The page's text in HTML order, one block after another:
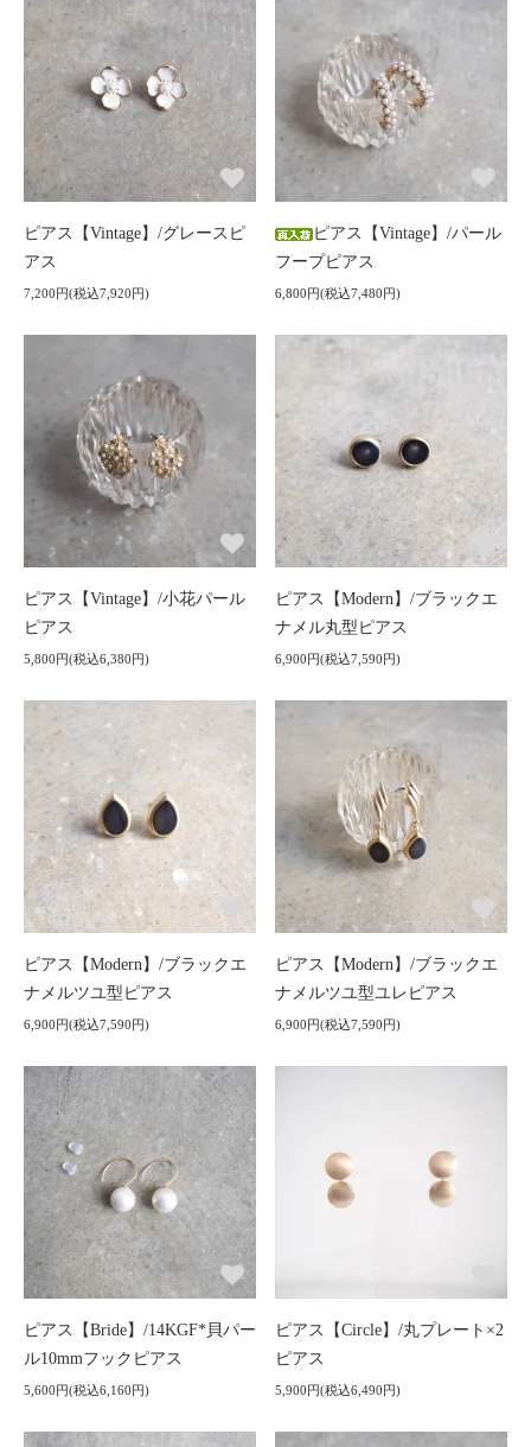
ピアス【Vintage】/グレースピ
アス
7,200円(税込7,920円)
ピアス【Vintage】/パール
フープピアス
6,800円(税込7,480円)
ピアス【Vintage】/小花パール
ピアス
5,800円(税込6,380円)
ピアス【Modern】/ブラックエ
ナメル丸型ピアス
6,900円(税込7,590円)
ピアス【Modern】/ブラックエ
ナメルツユ型ピアス
6,900円(税込7,590円)
ピアス【Modern】/ブラックエ
ナメルツユ型ユレピアス
6,900円(税込7,590円)
ピアス【Bride】/14KGF*貝パー
ル10mmフックピアス
5,600円(税込6,160円)
ピアス【Circle】/丸プレート×2
ピアス
5,900円(税込6,490円)